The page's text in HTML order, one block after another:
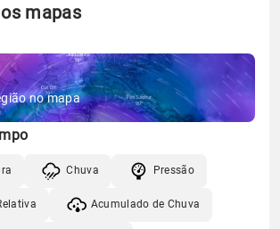
mapas
no mapa
Chuva Pressão
Acumulado de Chuva